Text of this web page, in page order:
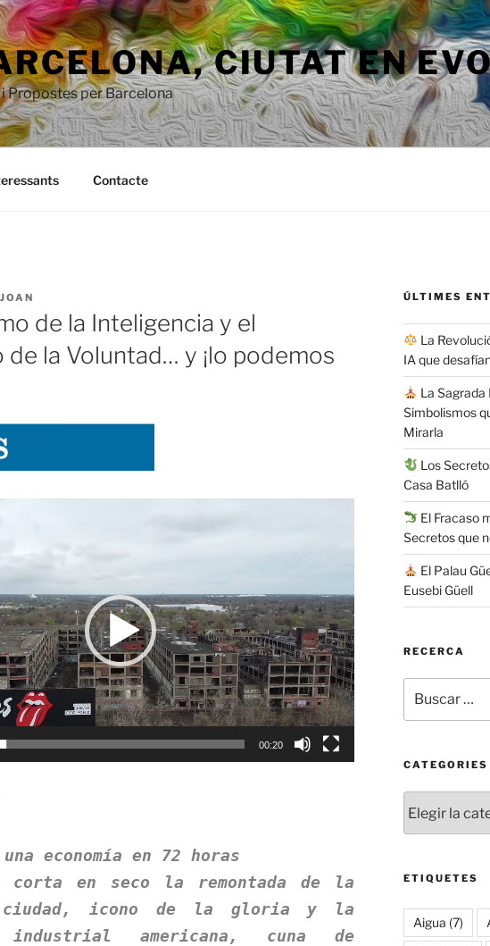
​​CIUTAT EN
Propostes per Barcelona
Contacte
JOAN
de la Inteligencia y el
de la Voluntad… y ¡lo podemos
00:20
una economía en 72 horas
corta en seco la remontada de la
ciudad, icono de la gloria y la
industrial americana, cuna de
ÚLTIMES
La
IA que
La Sagrada
Simbolismos
Mirarla
Los
Casa Batlló
El Fracaso
Secretos que
El Palau
Eusebi Güell
RECERCA
por:
CATEGORIES
ETIQUETES
Aigua (7)